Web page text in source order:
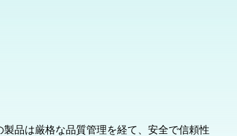
品は厳格な品質管理を経て、安全で信頼性